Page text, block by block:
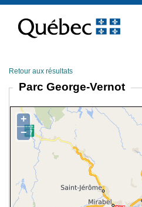
contenu
Retour aux résultats
Parc George-Vernot
+
−